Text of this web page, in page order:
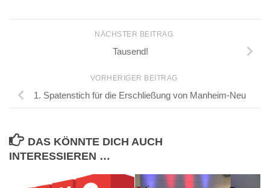
NÄCHSTER BEITRAG
Tausend!
VORHERIGER BEITRAG
1. Spatenstich für die Erschließung von Manheim-Neu
DAS KÖNNTE DICH AUCH
INTERESSIEREN …